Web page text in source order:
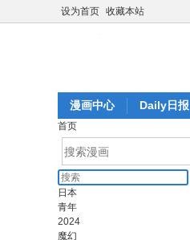
设为首页 收藏本站
漫画中心 Daily日报
首页
日本
青年
2024
魔幻